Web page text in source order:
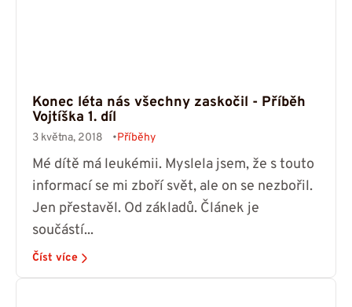
Konec léta nás všechny zaskočil - Příběh
Vojtíška 1. díl
3 května, 2018 Příběhy
Mé dítě má leukémii. Myslela jsem, že s touto
informací se mi zboří svět, ale on se nezbořil.
Jen přestavěl. Od základů. Článek je
součástí...
Číst více